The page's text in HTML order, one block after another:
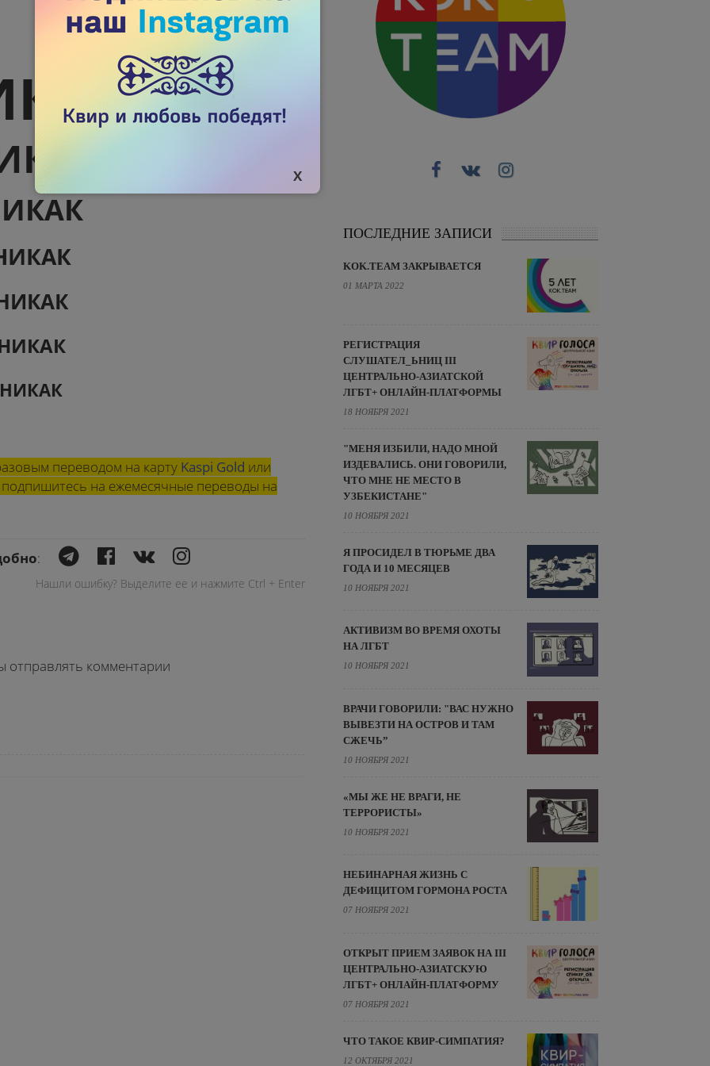
НИКАК
переводом на карту Kaspi Gold или
подпишитесь на ежемесячные переводы на
:
Нашли ошибку? Выделите ее и нажмите Ctrl + Enter
отправлять комментарии
ПОСЛЕДНИЕ ЗАПИСИ
KOK.TEAM ЗАКРЫВАЕТСЯ
01 МАРТА 2022
РЕГИСТРАЦИЯ
СЛУШАТЕЛ_ЬНИЦ III
ЦЕНТРАЛЬНО-АЗИАТСКОЙ
ЛГБТ+ ОНЛАЙН-ПЛАТФОРМЫ
18 НОЯБРЯ 2021
"МЕНЯ ИЗБИЛИ, НАДО МНОЙ
ИЗДЕВАЛИСЬ. ОНИ ГОВОРИЛИ,
ЧТО МНЕ НЕ МЕСТО В
УЗБЕКИСТАНЕ"
10 НОЯБРЯ 2021
Я ПРОСИДЕЛ В ТЮРЬМЕ ДВА
ГОДА И 10 МЕСЯЦЕВ
10 НОЯБРЯ 2021
АКТИВИЗМ ВО ВРЕМЯ ОХОТЫ
НА ЛГБТ
10 НОЯБРЯ 2021
ВРАЧИ ГОВОРИЛИ: "ВАС НУЖНО
ВЫВЕЗТИ НА ОСТРОВ И ТАМ
СЖЕЧЬ”
10 НОЯБРЯ 2021
«МЫ ЖЕ НЕ ВРАГИ, НЕ
ТЕРРОРИСТЫ»
10 НОЯБРЯ 2021
НЕБИНАРНАЯ ЖИЗНЬ С
ДЕФИЦИТОМ ГОРМОНА РОСТА
07 НОЯБРЯ 2021
ОТКРЫТ ПРИЕМ ЗАЯВОК НА III
ЦЕНТРАЛЬНО-АЗИАТСКУЮ
ЛГБТ+ ОНЛАЙН-ПЛАТФОРМУ
07 НОЯБРЯ 2021
ЧТО ТАКОЕ КВИР-СИМПАТИЯ?
12 ОКТЯБРЯ 2021